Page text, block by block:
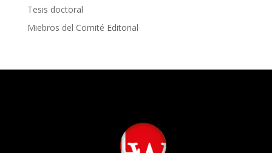
Tesis doctoral
Miebros del Comité Editorial